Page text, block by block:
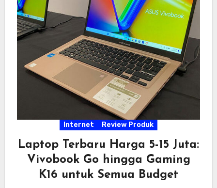
Internet Review Produk
Laptop Terbaru Harga 5-15 Juta:
Vivobook Go hingga Gaming
K16 untuk Semua Budget